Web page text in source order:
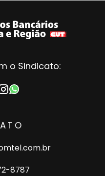
o Sindicato:
8787